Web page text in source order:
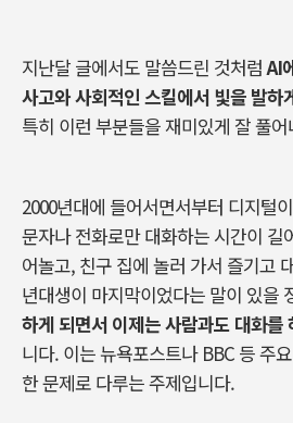
지난달 글에서도 말씀드린 것처럼AI
사고와 사회적인 스킬에서 빛을 발하
특히 이런 부분들을 재미있게 잘 풀
2000년대에 들어서면서부터 디지털
문자나 전화로만 대화하는 시간이 길
어놀고, 친구 집에 놀러 가서 즐기고
년대생이 마지막이었다는 말이 있을
하게 되면서 이제는 사람과도 대화를
니다. 이는 뉴욕포스트나BBC 등 주
한 문제로 다루는 주제입니다.